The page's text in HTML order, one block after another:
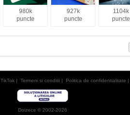
980k
puncte
927k
puncte
1104k
puncte
TikTok| Termeni si conditii| Politica de confidentialitate |
Doizece © 2002-2026